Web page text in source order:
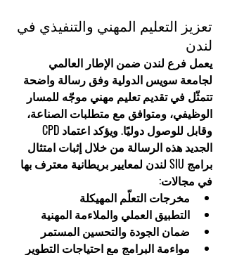
تعزيز التعليم المهني والتنفيذي في
لندن
يعمل فرع لندن ضمن الإطار العالمي
لجامعة سويس الدولية وفق رسالة واضحة
تتمثّل في تقديم تعليم مهني موجّه للمسار
الوظيفي، ومتوافق مع متطلبات الصناعة،
وقابل للوصول دوليًا
الجديد هذه الرسالة من خلال إثبات امتثال
برامج SIU لندن لمعايير بريطانية معترف بها
في مجالات:
مخرجات التعلّم المهيكلة
التطبيق العملي والملاءمة المهنية
ضمان الجودة والتحسين المستمر
مواءمة البرامج مع احتياجات التطوير